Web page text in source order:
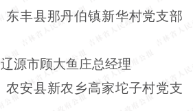
东丰县那丹伯镇新华村党支部
辽源市顾大鱼庄总经理
农安县新农乡高家坨子村党支